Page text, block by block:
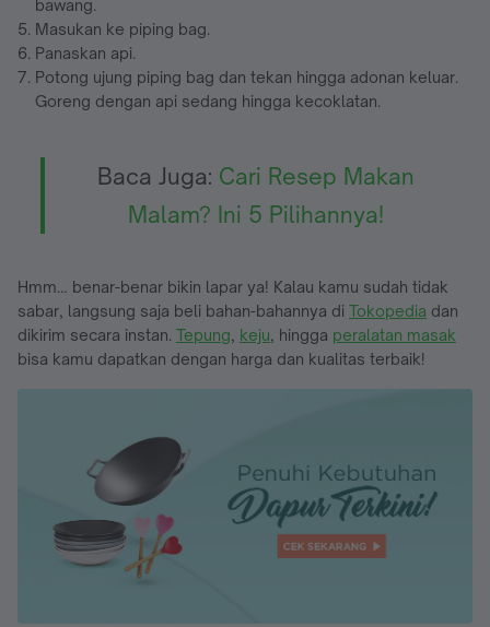
bawang.
Masukan ke piping bag.
Panaskan api.
Potong ujung piping bag dan tekan hingga adonan keluar.
Goreng dengan api sedang hingga kecoklatan.
Baca Juga: Cari Resep Makan
Malam? Ini 5 Pilihannya!
Hmm… benar-benar bikin lapar ya! Kalau kamu sudah tidak
sabar, langsung saja beli bahan-bahannya di Tokopedia dan
dikirim secara instan. Tepung, keju, hingga peralatan masak
bisa kamu dapatkan dengan harga dan kualitas terbaik!